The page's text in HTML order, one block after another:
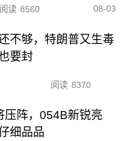
阅读 8560 08-03
不够，特朗普又生毒
要封
阅读 8370
压阵，054B新锐亮
细品品